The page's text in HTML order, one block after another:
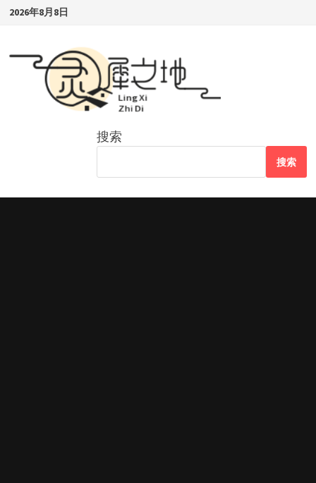
Skip2026年8月8日
搜索
搜索